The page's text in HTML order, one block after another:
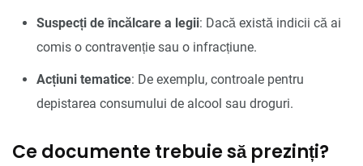
Suspecți de încălcare a legii: Dacă există indicii că ai
comis o contravenție sau o infracțiune.
Acțiuni tematice: De exemplu, controale pentru
depistarea consumului de alcool sau droguri.
Ce documente trebuie să prezinți?